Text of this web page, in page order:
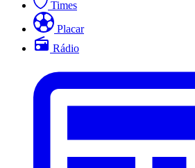
Times
Placar
Rádio